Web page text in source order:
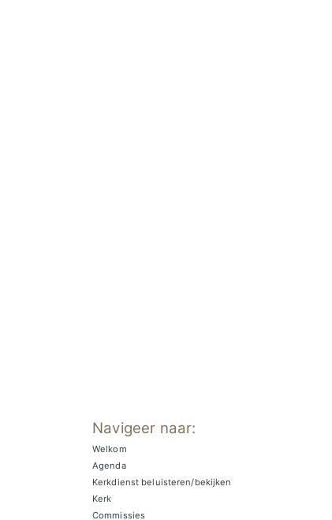
Navigeer naar:
Welkom
Agenda
Kerkdienst beluisteren/bekijken
Kerk
Commissies